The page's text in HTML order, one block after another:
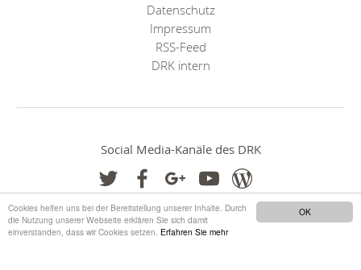
OK
Cookies helfen uns bei der Bereitstellung unserer Inhalte. Durch
die Nutzung unserer Webseite erklären Sie sich damit
einverstanden, dass wir Cookies setzen. Erfahren Sie mehr
Datenschutz
Impressum
RSS-Feed
DRK intern
Social Media-Kanäle des DRK